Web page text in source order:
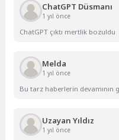
ChatGPT Düsmanı
1 yıl önce
ChatGPT çıktı mertlik bozuldu
Melda
1 yıl önce
Bu tarz haberlerin devamının
Uzayan Yıldız
1 yıl önce